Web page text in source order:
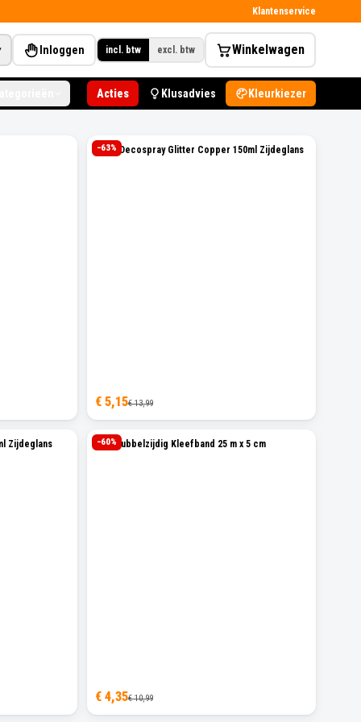
Klantenservice
Inloggen incl. btw excl. btw Winkelwagen
Acties Klusadvies Kleurkiezer
−63%
Levis Decospray Glitter Copper 150ml Zijdeglans
€ 5,15€ 13,99
Zijdeglans −60%
Sam Dubbelzijdig Kleefband 25 m x 5 cm
€ 4,35€ 10,99